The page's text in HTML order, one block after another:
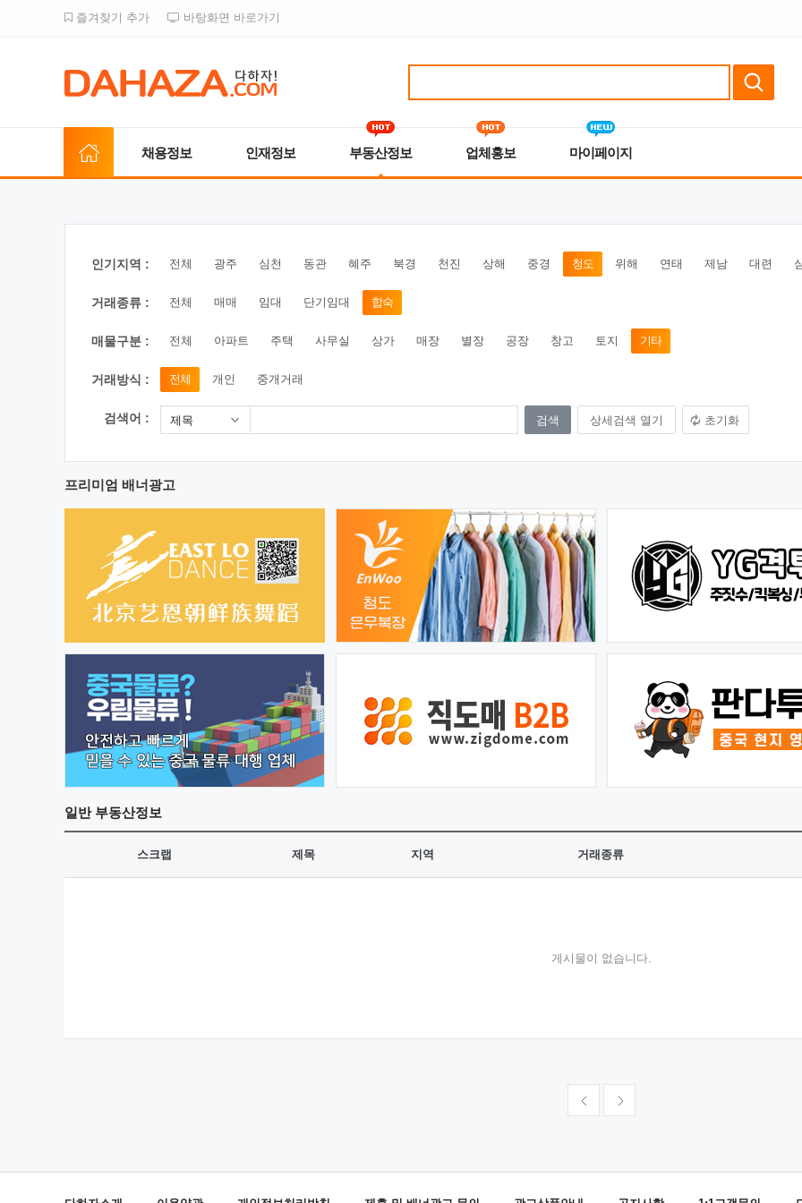
즐겨찾기 추가 바탕화면 바로가기
채용정보 인재정보 부동산정보 업체홍보 마이페이지
인기지역 : 전체 광주 심천 동관 혜주 북경 천진 상해 중경 청도 위해 연태 제남 대련
거래종류 : 전체 매매 임대 단기임대 합숙
매물구분 : 전체 아파트 주택 사무실 상가 매장 별장 공장 창고 토지 기타
거래방식 : 전체 개인 중개거래
검색어 : 제목 상세검색 열기 초기화
프리미엄 배너광고
일반부동산정보
스크랩 제목 지역 거래종류
게시물이 없습니다.